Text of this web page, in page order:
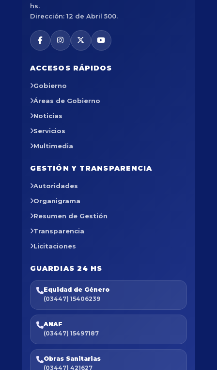
hs.
Dirección: 12 de Abril 500.
ACCESOS RÁPIDOS
Gobierno
Áreas de Gobierno
Noticias
Servicios
Multimedia
GESTIÓN Y TRANSPARENCIA
Autoridades
Organigrama
Resumen de Gestión
Transparencia
Licitaciones
GUARDIAS 24 HS
Equidad de Género
(03447) 15406239
ANAF
(03447) 15497187
Obras Sanitarias
(03447) 421627